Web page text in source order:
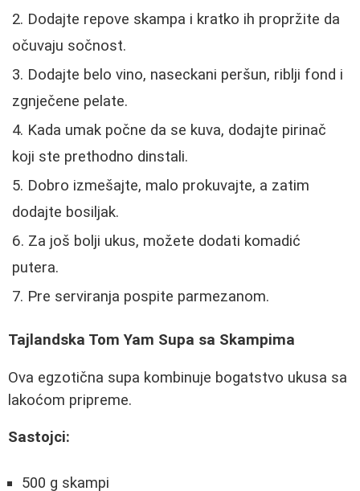
Dodajte repove skampa i kratko ih propržite da
očuvaju sočnost.
Dodajte belo vino, naseckani peršun, riblji fond i
zgnječene pelate.
Kada umak počne da se kuva, dodajte pirinač
koji ste prethodno dinstali.
Dobro izmešajte, malo prokuvajte, a zatim
dodajte bosiljak.
Za još bolji ukus, možete dodati komadić
putera.
Pre serviranja pospite parmezanom.
Tajlandska Tom Yam Supa sa Skampima
Ova egzotična supa kombinuje bogatstvo ukusa sa
lakoćom pripreme.
Sastojci:
500 g skampi